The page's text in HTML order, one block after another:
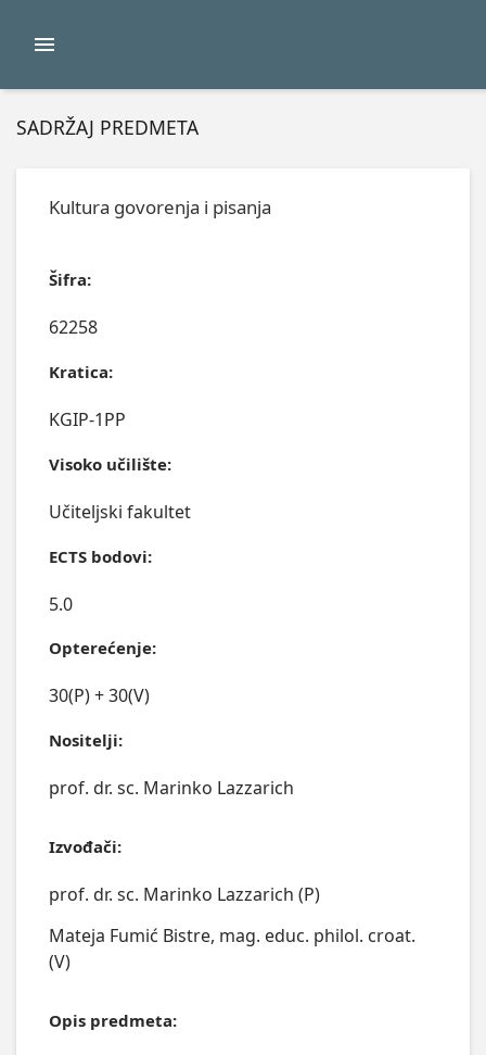
SADRŽAJ PREDMETA
Kultura govorenja i pisanja
Šifra:
62258
Kratica:
KGIP-1PP
Visoko učilište:
Učiteljski fakultet
ECTS bodovi:
5.0
Opterećenje:
30(P) + 30(V)
Nositelji:
prof. dr. sc. Marinko Lazzarich
Izvođači:
prof. dr. sc. Marinko Lazzarich (P)
Mateja Fumić Bistre, mag. educ. philol. croat.
(V)
Opis predmeta: